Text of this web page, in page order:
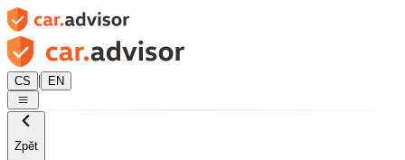
CS | EN
Zpět